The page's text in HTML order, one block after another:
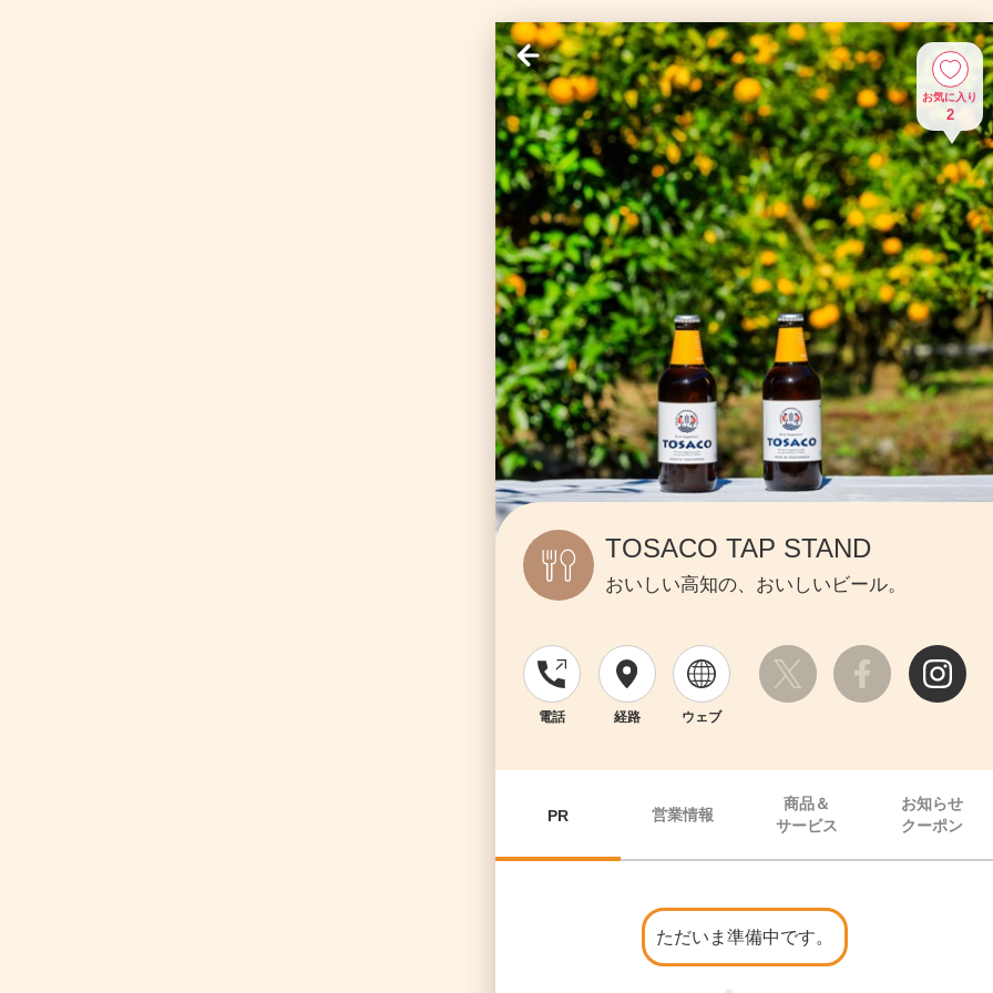
お気に入り
2
TOSACO TAP STAND
おいしい高知の、おいしいビール。
電話 経路 ウェブ
PR 営業情報
商品＆
サービス
お知らせ
クーポン
ただいま準備中です。